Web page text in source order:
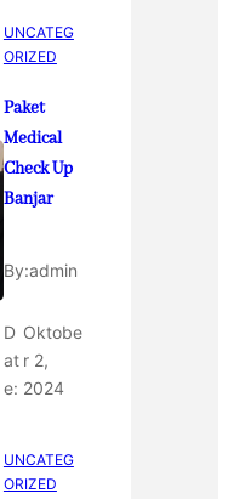
UNCATEG
ORIZED
Paket
Medical
Check Up
Banjar
By:admin
D
at
e:
Oktobe
r 2,
2024
UNCATEG
ORIZED